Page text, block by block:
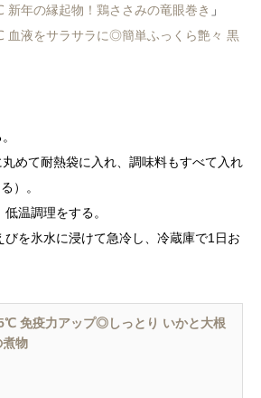
新年の縁起物！鶏ささみの竜眼巻き 」
血液をサラサラに◎簡単ふっくら艶々 黒
めて耐熱袋に入れ、調味料もすべて入れ
）。
温調理をする。
を氷水に浸けて急冷し、冷蔵庫で1日お
免疫力アップ◎しっとり いかと大根
煮物